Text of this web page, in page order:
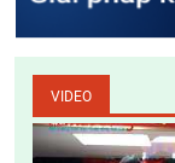
VIDEO